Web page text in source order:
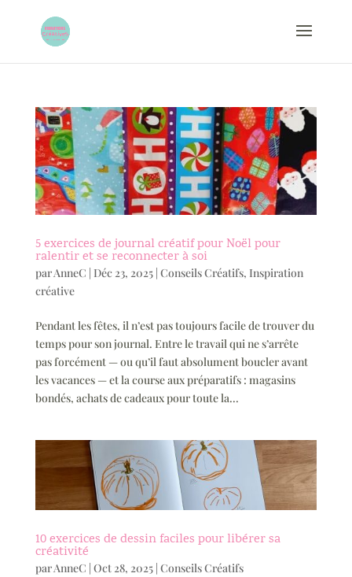
5 exercices de journal créatif pour Noël pour
ralentir et se reconnecter à soi
parAnneC | Déc 23, 2025| Conseils Créatifs, Inspiration
créative
Pendant les fêtes, il n’est pas toujours facile de trouver du
temps pour son journal. Entre le travail qui ne s’arrête
pas forcément — ou qu’il faut absolument boucler avant
les vacances — et la course aux préparatifs : magasins
bondés, achats de cadeaux pour toute la...
10 exercices de dessin faciles pour libérer sa
créativité
parAnneC Oct 28, 2025| Conseils Créatifs